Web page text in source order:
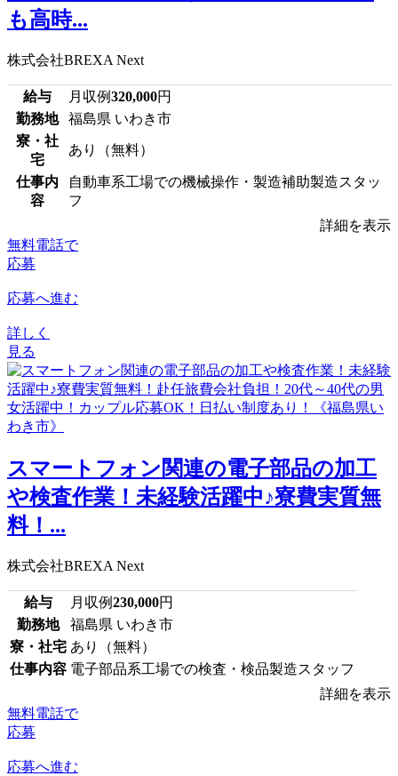
も高時...
株式会社BREXA Next
給与 月収例320,000円
勤務地
福島県 いわき市
寮・社
宅
あり（無料）
仕事内
容
自動車系工場での機械操作・製造補助製造スタッ
フ
詳細を表示
無料電話で
応募
応募へ進む
詳しく
見る
スマートフォン関連の電子部品の加工
や検査作業！未経験活躍中♪寮費実質無
料！...
株式会社BREXA Next
給与 月収例230,000円
勤務地
福島県 いわき市
寮・社宅 あり（無料）
仕事内容 電子部品系工場での検査・検品製造スタッフ
詳細を表示
無料電話で
応募
応募へ進む